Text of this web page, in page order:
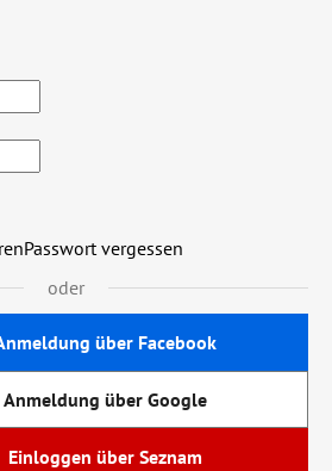
Passwort vergessen
oder
über Facebook
Anmeldung über Google
Einloggen über Seznam